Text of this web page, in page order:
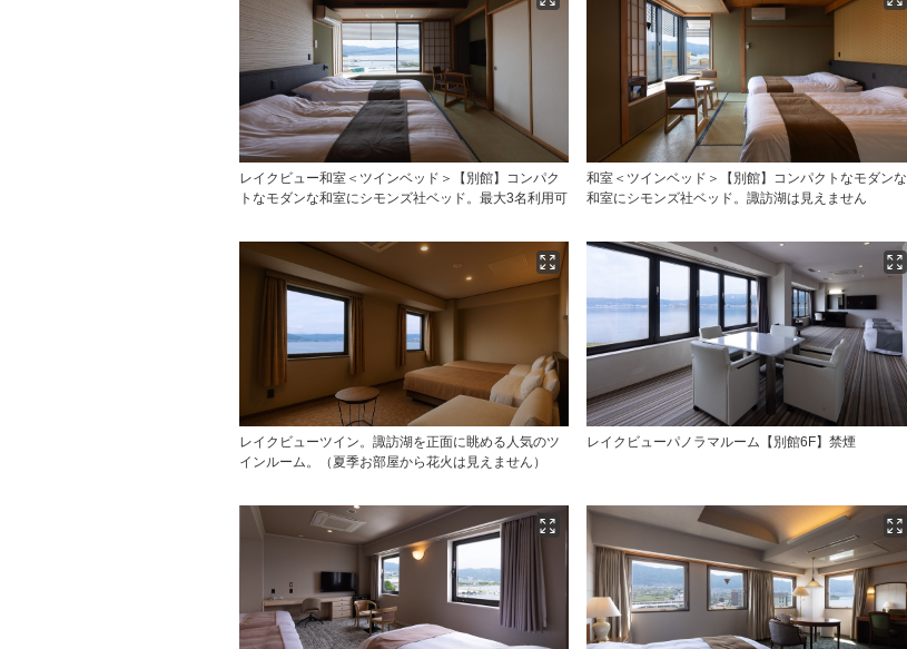
レイクビュー和室＜ツインベッド＞【別館】コンパク
トなモダンな和室にシモンズ社ベッド。最大3名利用可
和室＜ツインベッド＞【別館】コンパクトなモダンな
和室にシモンズ社ベッド。諏訪湖は見えません
レイクビューツイン。諏訪湖を正面に眺める人気のツ
インルーム。（夏季お部屋から花火は見えません）
レイクビューパノラマルーム【別館6F】禁煙